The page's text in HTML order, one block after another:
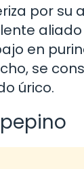
por
en
se
úrico.